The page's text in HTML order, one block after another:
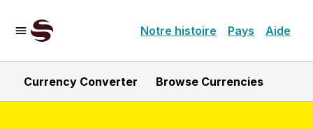
Notre histoire Pays Aide
Currency Converter Browse Currencies